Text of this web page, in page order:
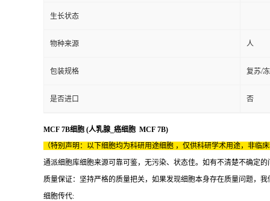
生长状态
物种来源 人
包装规格 复苏/
是否进口 否
MCF 7B细胞 (人乳腺_癌细胞 MCF 7B)
（特别声明：以下细胞均为科研用途细胞 ，仅供科研学术用途，非临
通派细胞库细胞来源可靠可鉴，无污染、状态佳。如有不清楚不确定
质量保证：坚持严格的质量把关，如果发现细胞本身存在质量问题，
细胞传代: